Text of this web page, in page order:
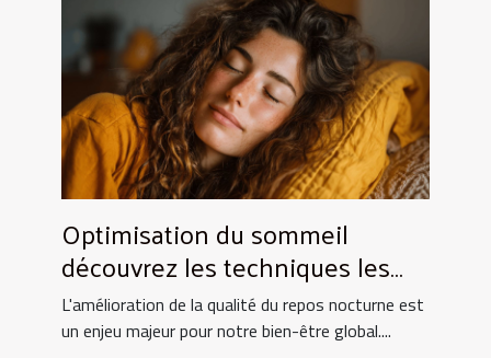
Optimisation du sommeil
découvrez les techniques les
plus efficaces pour améliorer la
qualité du repos nocturne
L'amélioration de la qualité du repos nocturne est
un enjeu majeur pour notre bien-être global....